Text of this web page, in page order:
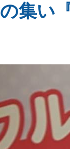
集い